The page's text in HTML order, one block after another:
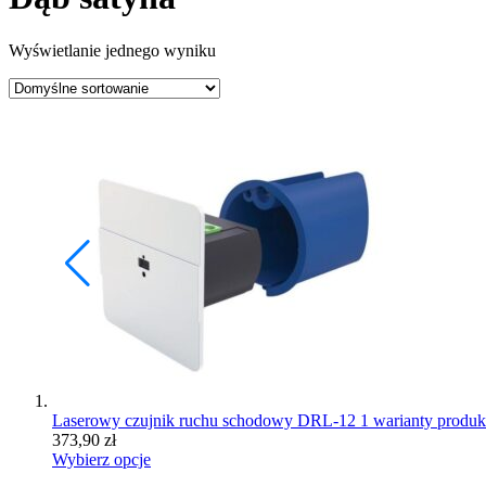
Wyświetlanie jednego wyniku
Laserowy czujnik ruchu schodowy DRL-12 1 warianty
373,90 zł
Wybierz opcje